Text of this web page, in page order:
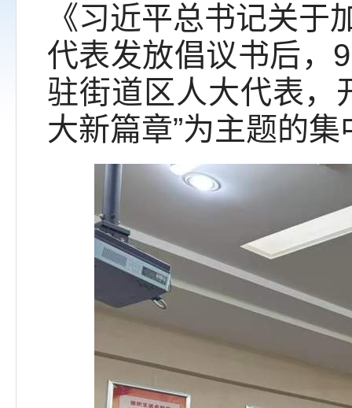
《习近平总书记关
代表发放倡议书后，
驻街道区人大代表，
大新篇章”为主题的